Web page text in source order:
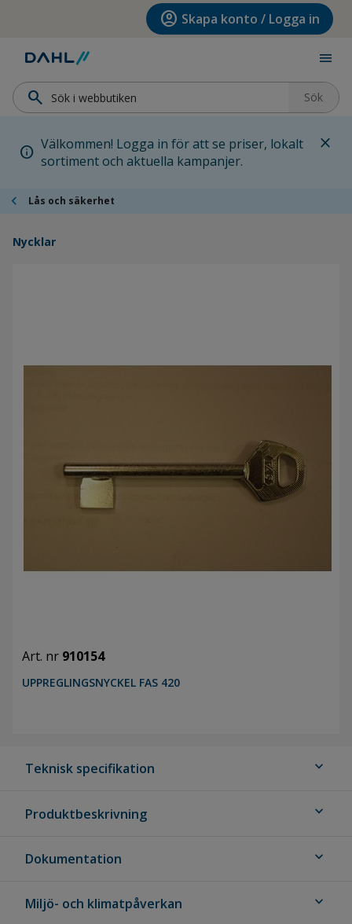
Hoppa till huvudinnehållet account_circle Skapa konto / Logga in
menu
search Sök
info Välkommen! Logga in för att se priser, lokalt
sortiment och aktuella kampanjer.
close
chevron_left Lås och säkerhet
Nycklar
Art. nr 910154
UPPREGLINGSNYCKEL FAS 420
Teknisk specifikation expand_more
Produktbeskrivning expand_more
Dokumentation expand_more
Miljö- och klimatpåverkan expand_more